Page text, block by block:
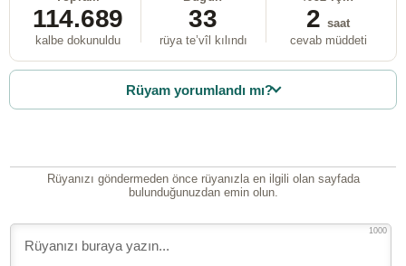
114.689
kalbe dokunuldu
33
rüya te’vîl kılındı
2 saat
cevab müddeti
Rüyam yorumlandı mı?
Rüyanızı göndermeden önce rüyanızla en ilgili olan sayfada
bulunduğunuzdan emin olun.
1000